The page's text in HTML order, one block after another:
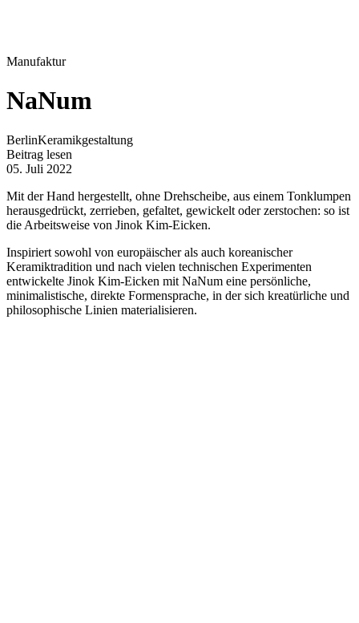
Manufaktur
NaNum
BerlinKeramikgestaltung
Beitrag lesen
05. Juli 2022
Mit der Hand hergestellt, ohne Drehscheibe, aus einem Tonklumpen
herausgedrückt, zerrieben, gefaltet, gewickelt oder zerstochen: so ist
die Arbeitsweise von Jinok Kim-Eicken.
Inspiriert sowohl von europäischer als auch koreanischer
Keramiktradition und nach vielen technischen Experimenten
entwickelte Jinok Kim-Eicken mit NaNum eine persönliche,
minimalistische, direkte Formensprache, in der sich kreatürliche und
philosophische Linien materialisieren.